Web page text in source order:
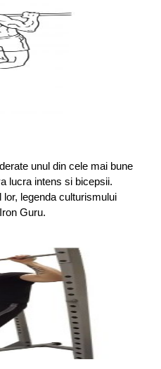
unul din cele mai bune
lucra intens si bicepsii.
legenda culturismului
Guru.